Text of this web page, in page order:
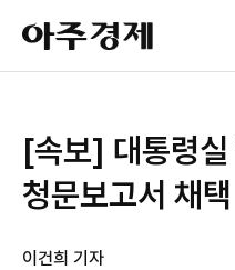
아
주
경
[속보] 대통령실
청문보고서 채
이건희 기자